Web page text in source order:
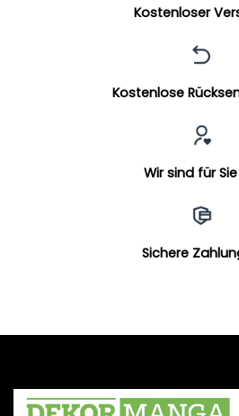
Kostenloser
Kostenlose
Wir sind für
Sichere